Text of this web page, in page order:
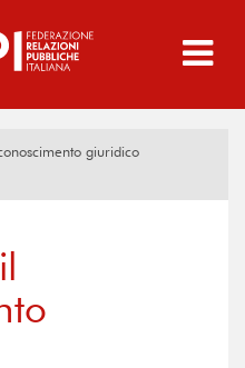
giuridico